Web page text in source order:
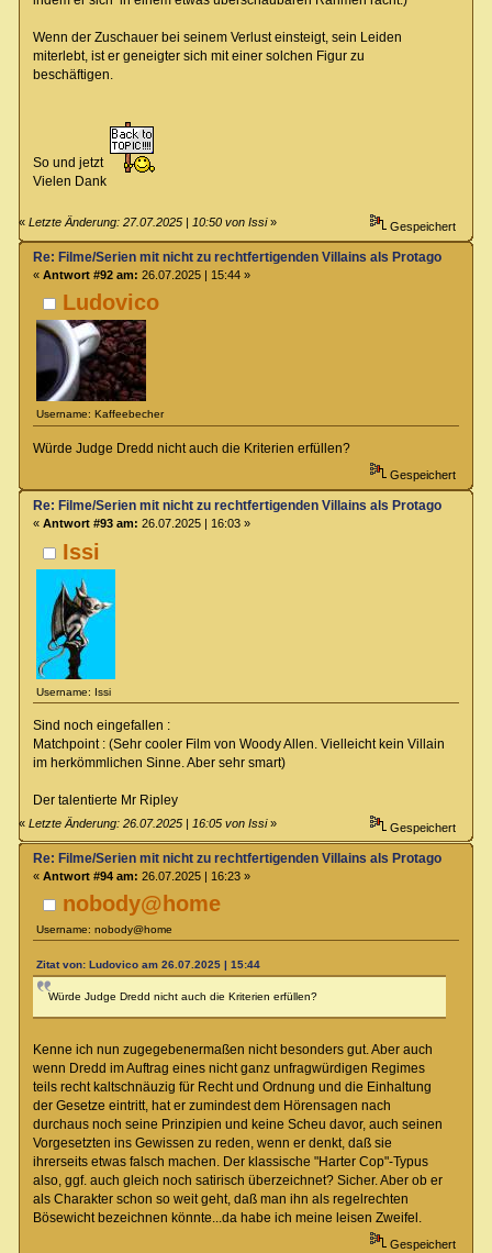
Wenn der Zuschauer bei seinem Verlust einsteigt, sein Leiden
miterlebt, ist er geneigter sich mit einer solchen Figur zu
beschäftigen.
So und jetzt
Vielen Dank
«Letzte Änderung: 27.07.2025 | 10:50 von Issi» Gespeichert
Ludovico
Username: Kaffeebecher
Re: Filme/Serien mit nicht zu rechtfertigenden Villains als Protagonisten?
« Antwort #92 am: 26.07.2025 | 15:44 »
Würde Judge Dredd nicht auch die Kriterien erfüllen?
Gespeichert
Issi
Username: Issi
Re: Filme/Serien mit nicht zu rechtfertigenden Villains als Protagonisten?
« Antwort #93 am: 26.07.2025 | 16:03 »
Sind noch eingefallen :
Matchpoint : (Sehr cooler Film von Woody Allen. Vielleicht kein Villain
im herkömmlichen Sinne. Aber sehr smart)
Der talentierte Mr Ripley
«Letzte Änderung: 26.07.2025 | 16:05 von Issi» Gespeichert
nobody@home
Username: nobody@home
Re: Filme/Serien mit nicht zu rechtfertigenden Villains als Protagonisten?
« Antwort #94 am: 26.07.2025 | 16:23 »
Zitat von: Ludovico am 26.07.2025 | 15:44
Würde Judge Dredd nicht auch die Kriterien erfüllen?
Kenne ich nun zugegebenermaßen nicht besonders gut. Aber auch
wenn Dredd im Auftrag eines nicht ganz unfragwürdigen Regimes
teils recht kaltschnäuzig für Recht und Ordnung und die Einhaltung
der Gesetze eintritt, hat er zumindest dem Hörensagen nach
durchaus noch seine Prinzipien und keine Scheu davor, auch seinen
Vorgesetzten ins Gewissen zu reden, wenn er denkt, daß sie
ihrerseits etwas falsch machen. Der klassische "Harter Cop"-Typus
also, ggf. auch gleich noch satirisch überzeichnet? Sicher. Aber ob er
als Charakter schon so weit geht, daß man ihn als regelrechten
Bösewicht bezeichnen könnte...da habe ich meine leisen Zweifel.
Gespeichert